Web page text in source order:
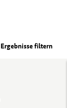
Ergebnisse filtern